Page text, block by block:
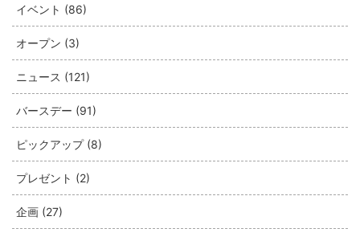
イベント (86)
オープン (3)
ニュース (121)
バースデー (91)
ピックアップ (8)
プレゼント (2)
企画 (27)